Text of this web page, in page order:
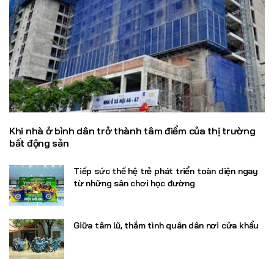
Khi nhà ở bình dân trở thành tâm điểm của thị trường
bất động sản
Tiếp sức thế hệ trẻ phát triển toàn diện ngay
từ những sân chơi học đường
Giữa tâm lũ, thắm tình quân dân nơi cửa khẩu